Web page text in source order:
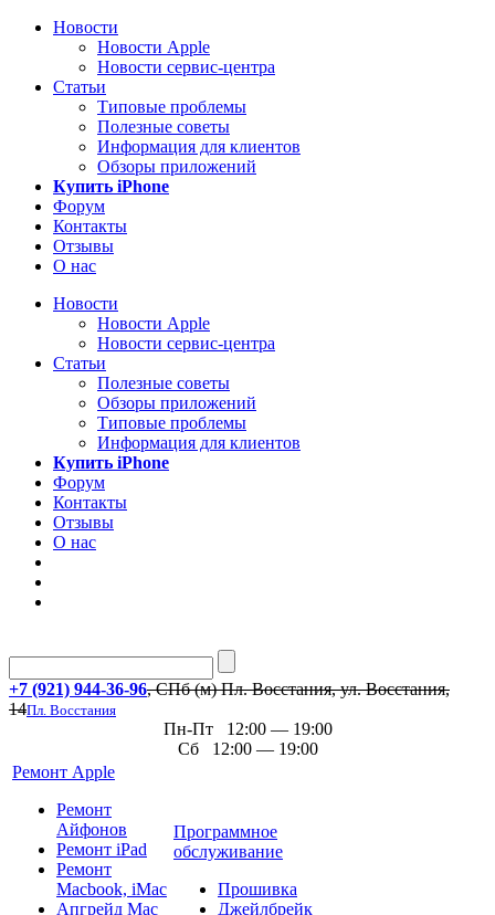
Новости
Новости Apple
Новости сервис-центра
Статьи
Типовые проблемы
Полезные советы
Информация для клиентов
Обзоры приложений
Купить iPhone
Форум
Контакты
Отзывы
О нас
Новости
Новости Apple
Новости сервис-центра
Статьи
Полезные советы
Обзоры приложений
Типовые проблемы
Информация для клиентов
Купить iPhone
Форум
Контакты
Отзывы
О нас
+7 (921) 944-36-96, СПб (м) Пл. Восстания, ул. Восстания,
14Пл. Восстания
Пн-Пт 12:00 — 19:00
Сб 12:00 — 19:00
Ремонт Apple
Ремонт
Айфонов
Ремонт iPad
Ремонт
Macbook, iMac
Апгрейд Mac
Программное
обслуживание
Прошивка
Джейлбрейк